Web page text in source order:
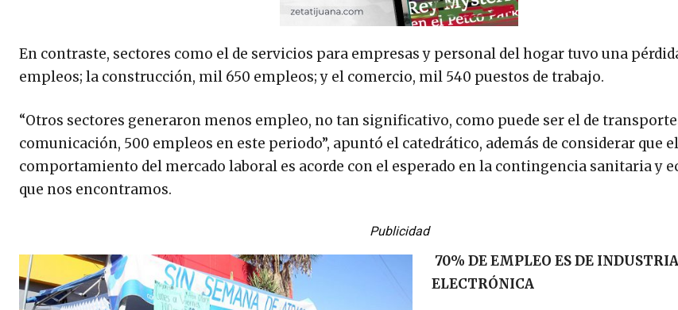
En contraste, sectores como el de servicios para empresas y personal del hogar tuvo una
empleos; la construcción, mil 650 empleos; y el comercio, mil 540 puestos de trabajo.
“Otros sectores generaron menos empleo, no tan significativo, como puede ser el de
comunicación, 500 empleos en este periodo”, apuntó el catedrático, además de considerar que el
comportamiento del mercado laboral es acorde con el esperado en la contingencia sanitaria y
que nos encontramos.
Publicidad
70% DE EMPLEO ES DE
ELECTRÓNICA